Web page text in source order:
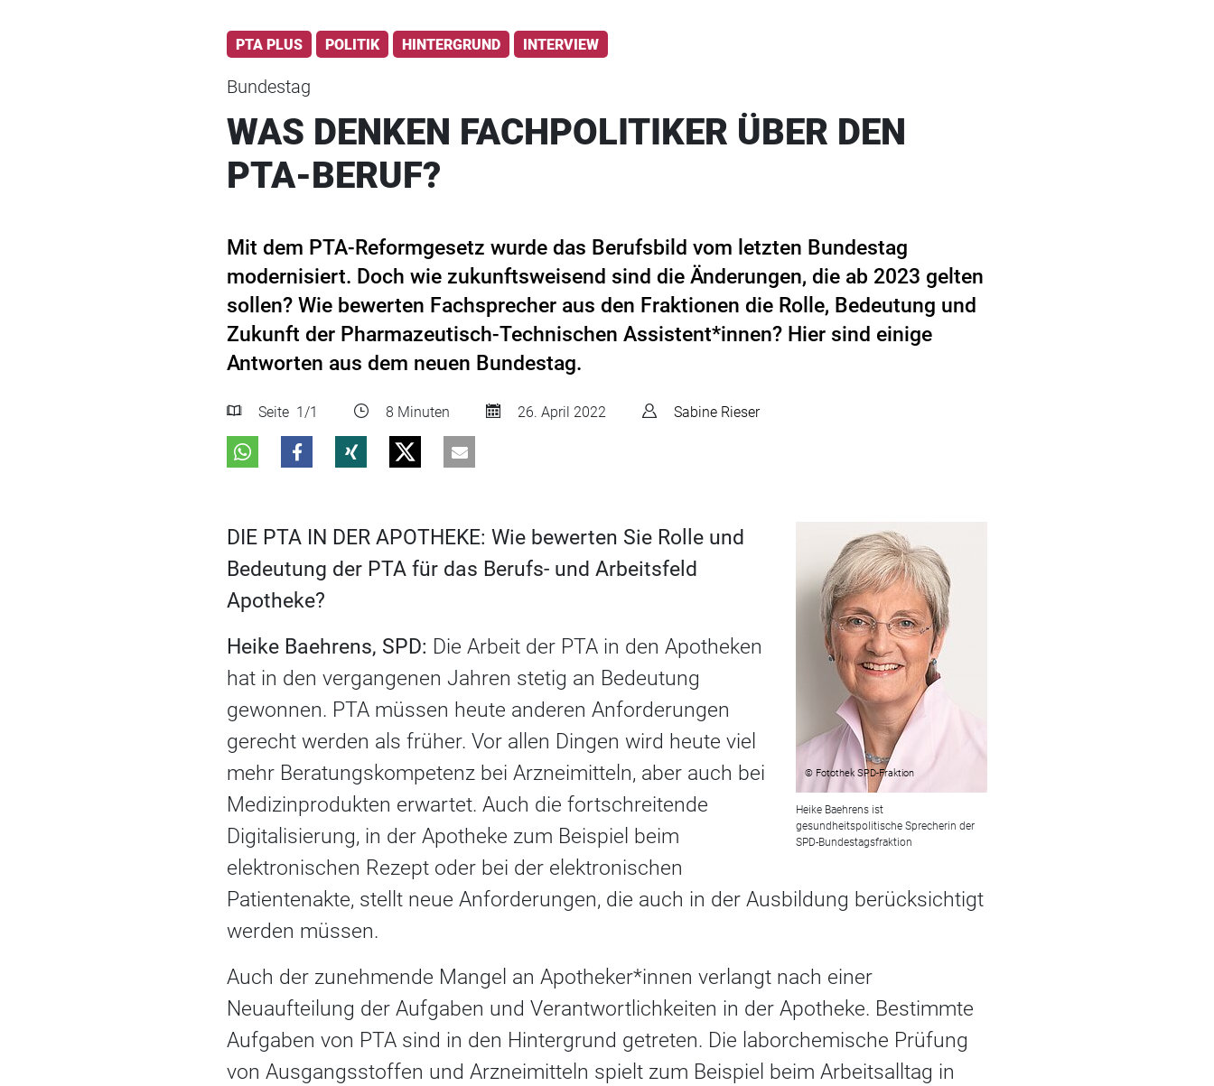
PTA PLUS POLITIK HINTERGRUND INTERVIEW
Bundestag
WAS DENKEN FACHPOLITIKER ÜBER DEN
PTA-BERUF?
Mit dem PTA-Reformgesetz wurde das Berufsbild vom letzten Bundestag
modernisiert. Doch wie zukunftsweisend sind die Änderungen, die ab 2023 gelten
sollen? Wie bewerten Fachsprecher aus den Fraktionen die Rolle, Bedeutung und
Zukunft der Pharmazeutisch-Technischen Assistent*innen? Hier sind einige
Antworten aus dem neuen Bundestag.
Seite 1/1 8 Minuten 26. April 2022 Sabine Rieser
© Fotothek SPD-Fraktion
Heike Baehrens ist
gesundheitspolitische Sprecherin der
SPD-Bundestagsfraktion
DIE PTA IN DER APOTHEKE: Wie bewerten Sie Rolle und
Bedeutung der PTA für das Berufs- und Arbeitsfeld
Apotheke?
Heike Baehrens, SPD: Die Arbeit der PTA in den Apotheken
hat in den vergangenen Jahren stetig an Bedeutung
gewonnen. PTA müssen heute anderen Anforderungen
gerecht werden als früher. Vor allen Dingen wird heute viel
mehr Beratungskompetenz bei Arzneimitteln, aber auch bei
Medizinprodukten erwartet. Auch die fortschreitende
Digitalisierung, in der Apotheke zum Beispiel beim
elektronischen Rezept oder bei der elektronischen
Patientenakte, stellt neue Anforderungen, die auch in der Ausbildung berücksichtigt
werden müssen.
Auch der zunehmende Mangel an Apotheker*innen verlangt nach einer
Neuaufteilung der Aufgaben und Verantwortlichkeiten in der Apotheke. Bestimmte
Aufgaben von PTA sind in den Hintergrund getreten. Die laborchemische Prüfung
von Ausgangsstoffen und Arzneimitteln spielt zum Beispiel beim Arbeitsalltag in